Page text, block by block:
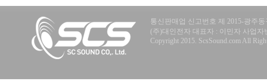
통신판매업 신고번호 제 2015-광주
(주)대인전자 대표자 : 이민자 사업자
Copyright 2015. ScsSound.com All